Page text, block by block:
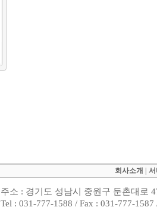
회사소개
주소 : 경기도 성남시 중원구 둔촌대로
Tel : 031-777-1588 / Fax : 031-777-